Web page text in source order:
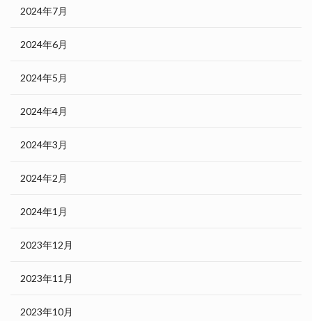
2024年7月
2024年6月
2024年5月
2024年4月
2024年3月
2024年2月
2024年1月
2023年12月
2023年11月
2023年10月